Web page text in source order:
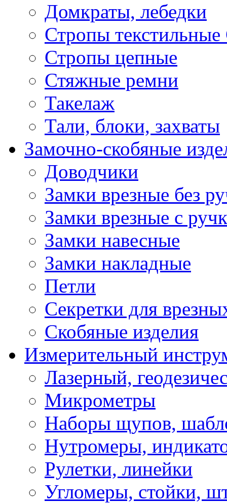
Домкраты, лебедки
Стропы
Стропы цепные
Стяжные ремни
Такелаж
Тали, блоки, захваты
Замочно-скобяные
Доводчики
Замки врезные без
Замки врезные с
Замки навесные
Замки накладные
Петли
Секретки для
Скобяные изделия
Измерительный
Лазерный,
Микрометры
Наборы щупов,
Нутромеры,
Рулетки, линейки
Угломеры, стойки,